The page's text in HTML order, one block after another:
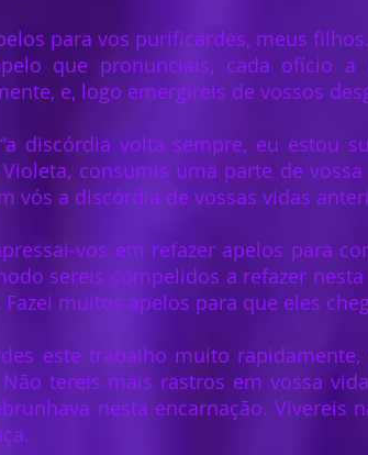
para vos purificardes, meus
que pronunciais, cada ofício
e, logo emergireis de vossos
discórdia volta sempre, eu estou
Violeta, consumis uma parte de
vós a discórdia de vossas vidas
vos em refazer apelos para
sereis compelidos a refazer
Fazei muitos apelos para que eles
este trabalho muito
tereis mais rastros em vossa
nesta encarnação.